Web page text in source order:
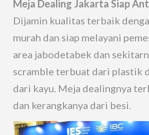
Meja Dealing Jakarta Siap
Dijamin kualitas terbaik
murah dan siap melayani
area jabodetabek dan
scramble terbuat dari plastik
dari kayu. Meja dealingnya
dan kerangkanya dari besi.